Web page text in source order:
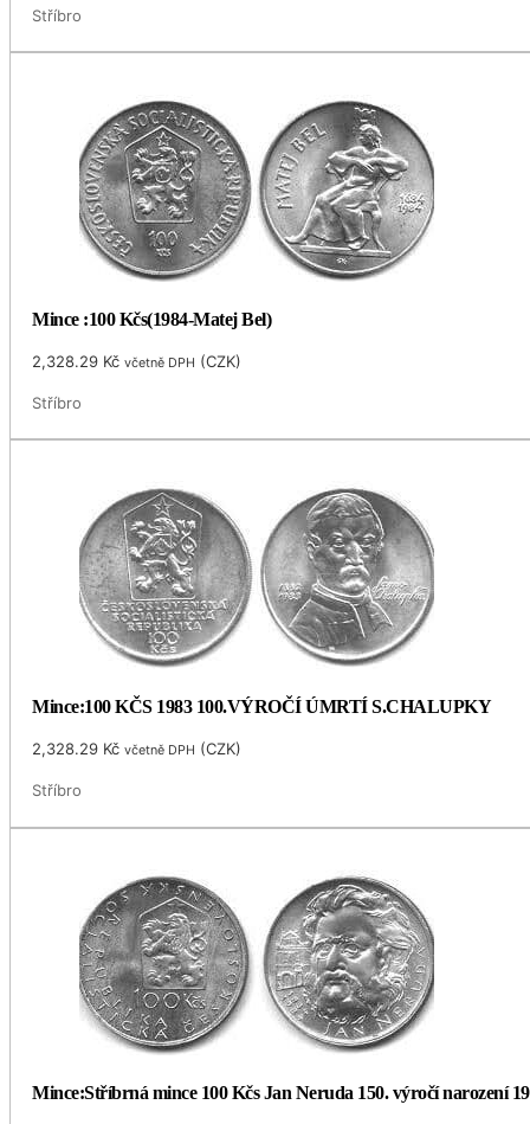
Stříbro
Mince :100 Kčs(1984-Matej Bel)
2,328.29 Kč včetně DPH (CZK)
Stříbro
Mince:100 KČS 1983 100.VÝROČÍ ÚMRTÍ S.CHALUPKY
2,328.29 Kč včetně DPH (CZK)
Stříbro
Mince:Stříbrná mince 100 Kčs Jan Neruda 150. výročí narození